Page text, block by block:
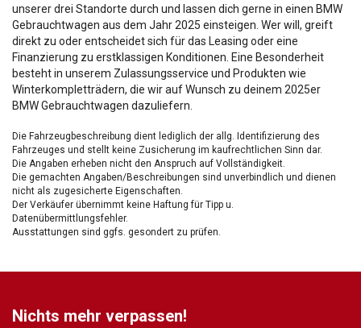
unserer drei Standorte durch und lassen dich gerne in einen BMW
Gebrauchtwagen aus dem Jahr 2025 einsteigen. Wer will, greift
direkt zu oder entscheidet sich für das Leasing oder eine
Finanzierung zu erstklassigen Konditionen. Eine Besonderheit
besteht in unserem Zulassungsservice und Produkten wie
Winterkompletträdern, die wir auf Wunsch zu deinem 2025er
BMW Gebrauchtwagen dazuliefern.
Die Fahrzeugbeschreibung dient lediglich der allg. Identifizierung des
Fahrzeuges und stellt keine Zusicherung im kaufrechtlichen Sinn dar.
Die Angaben erheben nicht den Anspruch auf Vollständigkeit.
Die gemachten Angaben/Beschreibungen sind unverbindlich und dienen
nicht als zugesicherte Eigenschaften.
Der Verkäufer übernimmt keine Haftung für Tipp u.
Datenübermittlungsfehler.
Ausstattungen sind ggfs. gesondert zu prüfen.
Nichts mehr verpassen!